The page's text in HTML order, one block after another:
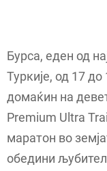
Бурса, еден од
Туркије, од 17
домаќин на
Premium Ultra
маратон во
обедини